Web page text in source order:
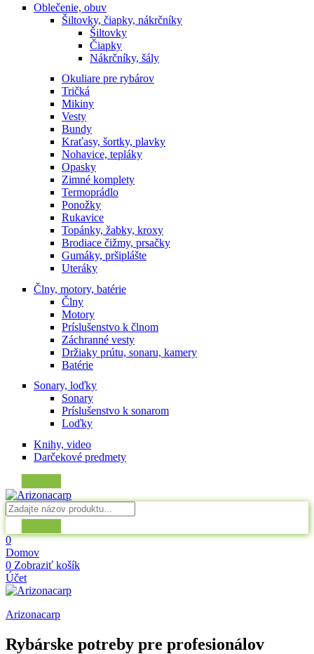
Oblečenie, obuv
Šiltovky, čiapky, nákrčníky
Šiltovky
Čiapky
Nákrčníky, šály
Okuliare pre rybárov
Tričká
Mikiny
Vesty
Bundy
Kraťasy, šortky, plavky
Nohavice, tepláky
Opasky
Zimné komplety
Termoprádlo
Ponožky
Rukavice
Topánky, žabky, kroxy
Brodiace čižmy, prsačky
Gumáky, pršiplášte
Uteráky
Člny, motory, batérie
Člny
Motory
Príslušenstvo k člnom
Záchranné vesty
Držiaky prútu, sonaru, kamery
Batérie
Sonary, loďky
Sonary
Príslušenstvo k sonarom
Loďky
Knihy, video
Darčekové predmety
0
Domov
0 Zobraziť košík
Účet
Arizonacarp
Rybárske potreby pre profesionálov